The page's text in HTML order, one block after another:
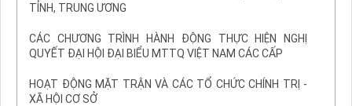
TỈNH, TRUNG ƯƠNG
CÁC CHƯƠNG TRÌNH HÀNH ĐỘNG THỰC HIỆN NGHỊ
QUYẾT ĐẠI HỘI ĐẠI BIỂU MTTQ VIỆT NAM CÁC CẤP
HOẠT ĐỘNG MẶT TRẬN VÀ CÁC TỔ CHỨC CHÍNH TRỊ -
XÃ HỘI CƠ SỞ